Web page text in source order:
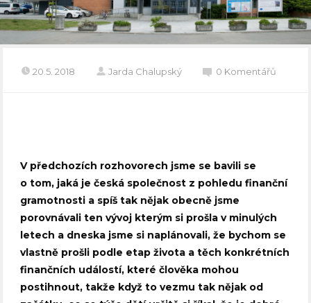
20.5. 2018 Jarda Chalupský 0 Komentářů
V předchozích rozhovorech jsme se bavili se
o tom, jaká je česká společnost z pohledu finanční
gramotnosti a spíš tak nějak obecně jsme
porovnávali ten vývoj kterým si prošla v minulých
letech a dneska jsme si naplánovali, že bychom se
vlastně prošli podle etap života a těch konkrétních
finančních událostí, které člověka mohou
postihnout, takže když to vezmu tak nějak od